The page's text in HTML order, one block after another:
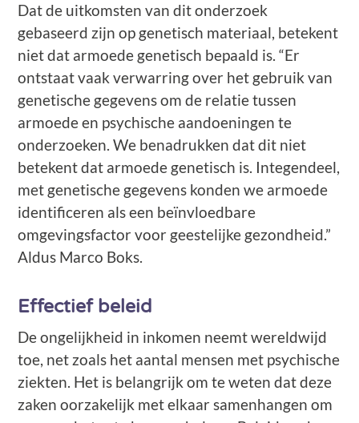
Dat de uitkomsten van dit onderzoek
gebaseerd zijn op genetisch materiaal, betekent
niet dat armoede genetisch bepaald is. “Er
ontstaat vaak verwarring over het gebruik van
genetische gegevens om de relatie tussen
armoede en psychische aandoeningen te
onderzoeken. We benadrukken dat dit niet
betekent dat armoede genetisch is. Integendeel,
met genetische gegevens konden we armoede
identificeren als een beïnvloedbare
omgevingsfactor voor geestelijke gezondheid.”
Aldus Marco Boks.
Effectief beleid
De ongelijkheid in inkomen neemt wereldwijd
toe, net zoals het aantal mensen met psychische
ziekten. Het is belangrijk om te weten dat deze
zaken oorzakelijk met elkaar samenhangen om